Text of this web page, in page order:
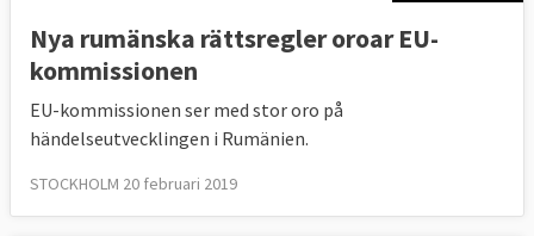
Nya rumänska rättsregler oroar EU-
kommissionen
EU-kommissionen ser med stor oro på
händelseutvecklingen i Rumänien.
STOCKHOLM 20 februari 2019